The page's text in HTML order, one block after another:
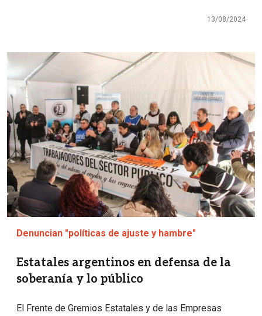
13/08/2024
Imagen
Denuncian "políticas de ajuste y hambre"
Estatales argentinos en defensa de la
soberanía y lo público
El Frente de Gremios Estatales y de las Empresas